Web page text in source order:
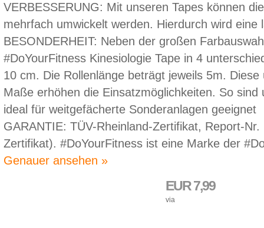
VERBESSERUNG: Mit unseren Tapes können
mehrfach umwickelt werden. Hierdurch wird eine
BESONDERHEIT: Neben der großen
#DoYourFitness Kinesiologie Tape in 4
10 cm. Die Rollenlänge beträgt jeweils 5m.
Maße erhöhen die Einsatzmöglichkeiten. So sind
ideal für weitgefächerte Sonderanlagen geeignet
GARANTIE: TÜV-Rheinland-Zertifikat, Report-
Zertifikat). #DoYourFitness ist eine Marke der
Genauer ansehen »
EUR 7,99
via